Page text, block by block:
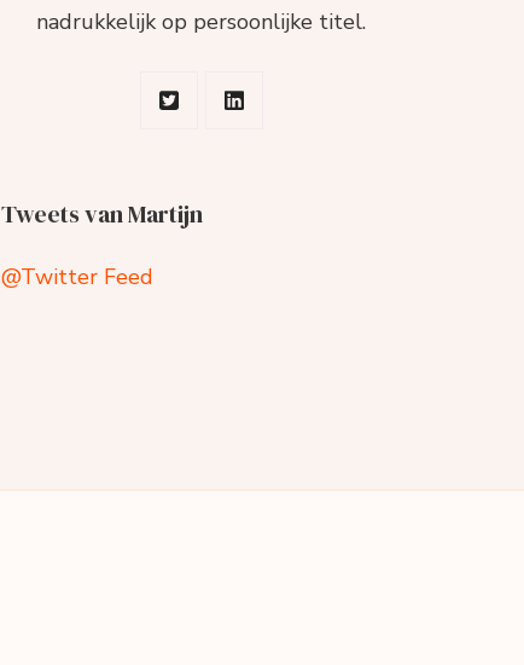
nadrukkelijk op persoonlijke titel.
Tweets van Martijn
@Twitter Feed